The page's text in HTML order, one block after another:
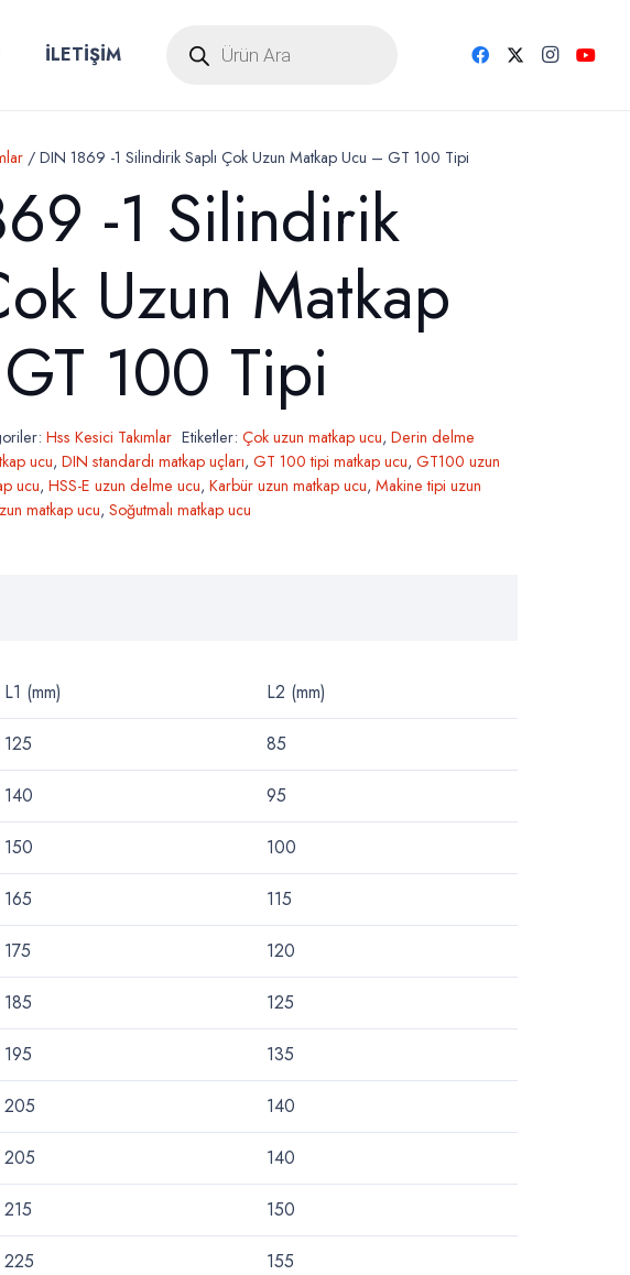
İLETİŞİM search
/ DIN 1869 -1 Silindirik Saplı Çok Uzun Matkap Ucu – GT 100 Tipi
-1 Silindirik
Uzun Matkap
100 Tipi
Hss Kesici Takımlar Etiketler:Çok uzun matkap ucu,Derin delme
ucu, DIN standardı matkap uçları, GT 100 tipi matkap ucu, GT100 uzun
ucu, HSS-E uzun delme ucu, Karbür uzun matkap ucu, Makine tipi uzun
matkap ucu, Soğutmalı matkap ucu
L1 (mm) L2 (mm)
125 85
140 95
150 100
165 115
175 120
185 125
195 135
205 140
205 140
215 150
225 155